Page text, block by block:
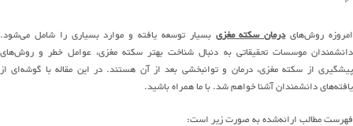
امروزه روش‌هایدرمان سکته مغزی بسیار توسعه یافته و موارد بسیاری را شامل می‌شود.
دانشمندان موسسات تحقیقاتی به دنبال شناخت بهتر سکته مغزی، عوامل خطر و روش‌های
پیشگیری از سکته مغزی، درمان و توانبخشی بعد از آن هستند. در این مقاله با گوشه‌ای از
یافته‌های دانشمندان آشنا خواهم شد. با ما همراه باشید.
فهرست مطالب ارائه‌شده به صورت زیر است: